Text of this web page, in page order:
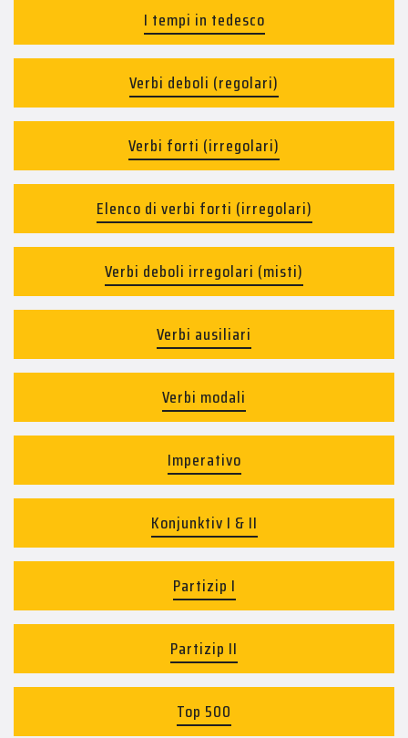
I tempi in tedesco
Verbi deboli (regolari)
Verbi forti (irregolari)
Elenco di verbi forti (irregolari)
Verbi deboli irregolari (misti)
Verbi ausiliari
Verbi modali
Imperativo
Konjunktiv I & II
Partizip I
Partizip II
Top 500